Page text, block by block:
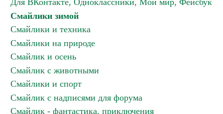
Для ВКонтакте, Одноклассники, Мой мир, Фейсбук
Смайлики зимой
Смайлики и техника
Смайлики на природе
Смайлик и осень
Смайлик с животными
Смайлики и спорт
Смайлик с надписями для форума
Смайлик - фантастика, приключения